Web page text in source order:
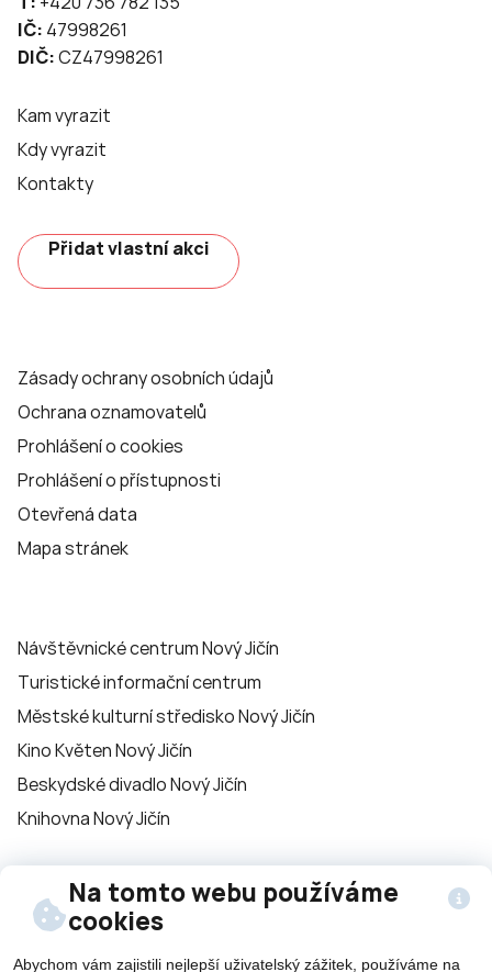
Na tomto webu používáme
cookies
Abychom vám zajistili nejlepší uživatelský zážitek, používáme na
IČ: 47998261
DIČ:CZ47998261
Kam vyrazit
Kdy vyrazit
Kontakty
Přidat vlastní akci
Zásady ochrany osobních údajů
Ochrana oznamovatelů
Prohlášení o cookies
Prohlášení o přístupnosti
Otevřená data
Mapa stránek
Návštěvnické centrum Nový Jičín
Turistické informační centrum
Městské kulturní středisko Nový Jičín
Kino Květen Nový Jičín
Beskydské divadlo Nový Jičín
Knihovna Nový Jičín
Sledujte nás na
sítích